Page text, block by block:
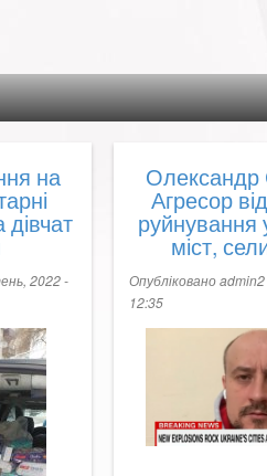
на
2022 -
Агресор
руйнування
міст,
Опублікованоadmin2
12:35